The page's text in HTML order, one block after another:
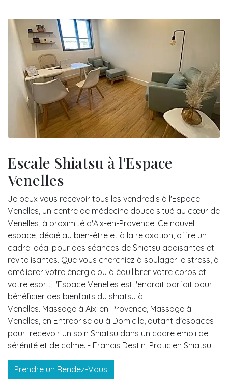
Escale Shiatsu à l'Espace
Venelles
Je peux vous recevoir tous les vendredis à l'Espace
Venelles, un centre de médecine douce situé au cœur de
Venelles, à proximité d'Aix-en-Provence. Ce nouvel
espace, dédié au bien-être et à la relaxation, offre un
cadre idéal pour des séances de Shiatsu apaisantes et
revitalisantes. Que vous cherchiez à soulager le stress, à
améliorer votre énergie ou à équilibrer votre corps et
votre esprit, l'Espace Venelles est l'endroit parfait pour
bénéficier des bienfaits du shiatsu à
Venelles. Massage à Aix-en-Provence, Massage à
Venelles, en Entreprise ou à Domicile, autant d'espaces
pour recevoir un soin Shiatsu dans un cadre empli de
sérénité et de calme. - Francis Destin, Praticien Shiatsu.
Prendre un Rendez-Vous